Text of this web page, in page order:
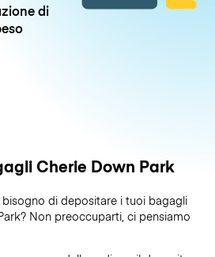
di
Cherie Down Park
di depositare i tuoi bagagli
Non preoccuparti, ci pensiamo